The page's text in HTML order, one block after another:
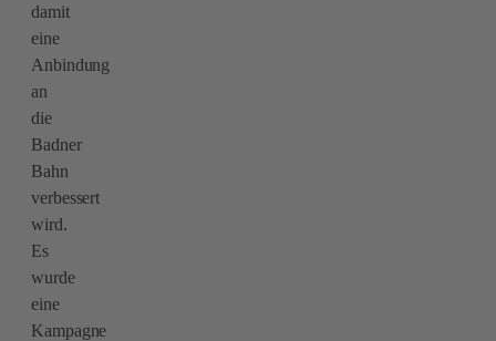
damit
eine
Anbindung
an
die
Badner
Bahn
verbessert
wird.
Es
wurde
eine
Kampagne